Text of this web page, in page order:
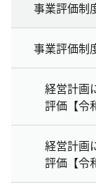
事業評価制
事業評価制
経営計画
評価【令
経営計画
評価【令